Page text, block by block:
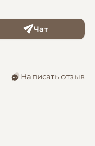
Чат
Написать отзыв